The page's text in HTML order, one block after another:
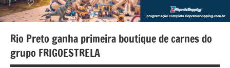
Rio Preto ganha primeira boutique de carnes do
grupo FRIGOESTRELA